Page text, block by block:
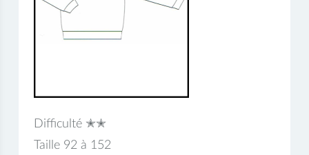
Difficulté ✭✭
Taille 92 à 152